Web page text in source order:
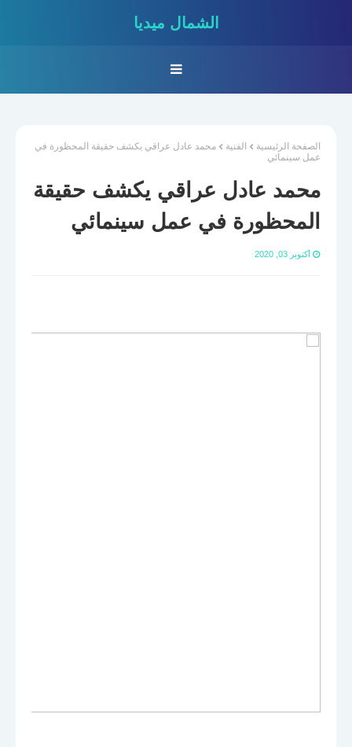
الشمال ميديا
الصفحة الرئيسية الفنية
محمد عادل عراقي يكشف حقيقة المحظورة في
عمل سينمائي
محمد عادل عراقي يكشف حقيقة
المحظورة في عمل سينمائي
أكتوبر 03, 2020